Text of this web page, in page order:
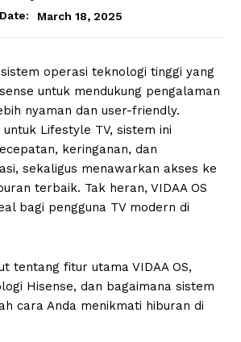
Date:
March 18, 2025
sistem operasi teknologi tinggi yang
untuk mendukung pengalaman
nyaman dan user-friendly.
untuk Lifestyle TV, sistem ini
keringanan, dan
sekaligus menawarkan akses ke
terbaik. Tak heran, VIDAA OS
bagi pengguna TV modern di
tentang fitur utama VIDAA OS,
Hisense, dan bagaimana sistem
cara Anda menikmati hiburan di